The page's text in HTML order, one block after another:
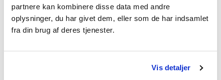
partnere kan kombinere disse data med andre
oplysninger, du har givet dem, eller som de har indsamlet
fra din brug af deres tjenester.
Vis detaljer
Jeg kan hjælpe dig med
Angst, Depression, Stress,